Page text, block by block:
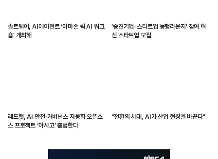
솔트웨어, AI에이전트 ‘아마존 퀵 AI 워크
숍’ 개최해
‘중견기업-스타트업 동행라운지’ 참여 혁
신 스타트업 모집
레드햇, AI 안전·거버넌스 자동화 오픈소
스 프로젝트 ‘아사고’ 출범한다
"전환의 시대, AI가 산업 현장을 바꾼다"